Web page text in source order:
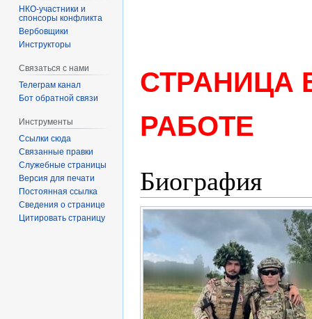
СТРАНИЦА
РАБОТЕ
Биография
спонсоры конфликта
‏‎Вербовщики
Инструкторы
Связаться с нами
Телеграм канал
Бот обратной связи
Инструменты
Ссылки сюда
Связанные правки
Служебные страницы
Версия для печати
Постоянная ссылка
Сведения о странице
Цитировать страницу